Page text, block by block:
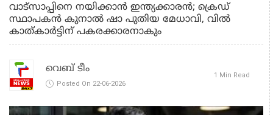
വാട്‌സാപ്പിനെ നയിക്കാൻ ഇന്ത്യക്കാരൻ; ക്രെഡ്
സ്ഥാപകൻ കുനാൽ ഷാ പുതിയ മേധാവി, വിൽ
കാത്‌കാർട്ടിന് പകരക്കാരനാകും
വെബ് ടീം
Posted On 22-06-2026
1 Min Read